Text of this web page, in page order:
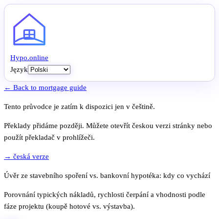
Hypo.online
Język
← Back to mortgage guide
Tento průvodce je zatím k dispozici jen v češtině.
Překlady přidáme později. Můžete otevřít českou verzi stránky nebo
použít překladač v prohlížeči.
→ česká verze
Úvěr ze stavebního spoření vs. bankovní hypotéka: kdy co vychází
Porovnání typických nákladů, rychlosti čerpání a vhodnosti podle
fáze projektu (koupě hotové vs. výstavba).